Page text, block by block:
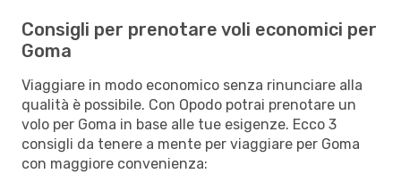
Consigli per prenotare voli economici per
Goma
Viaggiare in modo economico senza rinunciare alla
qualità è possibile. Con Opodo potrai prenotare un
volo per Goma in base alle tue esigenze. Ecco 3
consigli da tenere a mente per viaggiare per Goma
con maggiore convenienza: